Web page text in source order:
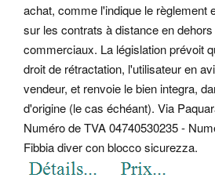
achat, comme l'indique le règlement
sur les contrats à distance en
commerciaux. La législation prévoit
droit de rétractation, l'utilisateur en
vendeur, et renvoie le bien integra,
d'origine (le cas échéant). Via
Numéro de TVA 04740530235 -
Fibbia diver con blocco sicurezza.